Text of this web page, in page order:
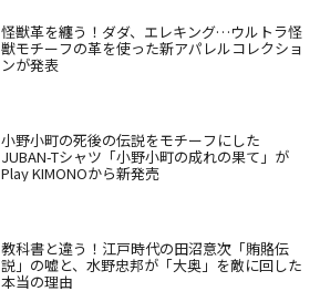
怪獣革を纏う！ダダ、エレキング…ウルトラ怪
獣モチーフの革を使った新アパレルコレクショ
ンが発表
小野小町の死後の伝説をモチーフにした
JUBAN-Tシャツ「小野小町の成れの果て」が
Play KIMONOから新発売
教科書と違う！江戸時代の田沼意次「賄賂伝
説」の嘘と、水野忠邦が「大奥」を敵に回した
本当の理由